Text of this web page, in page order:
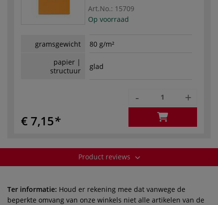
Art.No.: 15709
Op voorraad
gramsgewicht
80 g/m²
papier |
structuur
glad
€ 7,15
- +
Product reviews
Ter informatie: Houd er rekening mee dat vanwege de
beperkte omvang van onze winkels niet alle artikelen van de